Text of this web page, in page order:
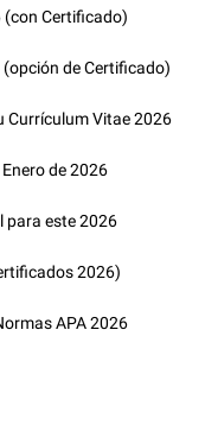
(con Certificado)
de Certificado)
Currículum Vitae 2026
de 2026
para este 2026
2026)
APA 2026